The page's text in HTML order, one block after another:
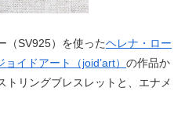
（SV925）を使ったヘレナ・ロー
ョイドアート（joid’art） の作品か
トリングブレスレットと、エナメ